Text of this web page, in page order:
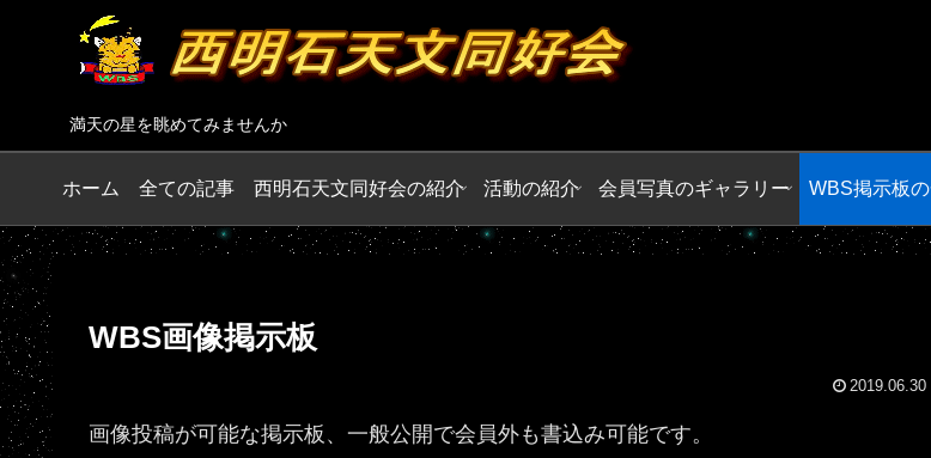
満天の星を眺めてみませんか
ホーム 全ての記事 西明石天文同好会の紹介 活動の紹介 会員写真のギャラリー WBS掲示板
WBS画像掲示板
2019.06.30
画像投稿が可能な掲示板、一般公開で会員外も書込み可能です。